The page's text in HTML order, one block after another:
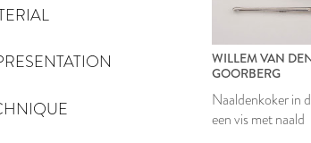
WILLEM VAN
GOORBERG
Naaldenkoker in
een vis met naald